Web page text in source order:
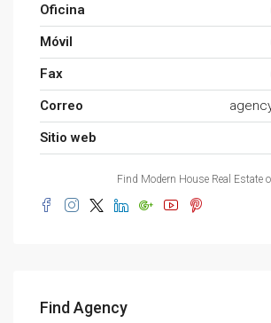
Oficina
Móvil
Fax
Correo
Sitio web
Find Modern House Real Estate
Find Agency